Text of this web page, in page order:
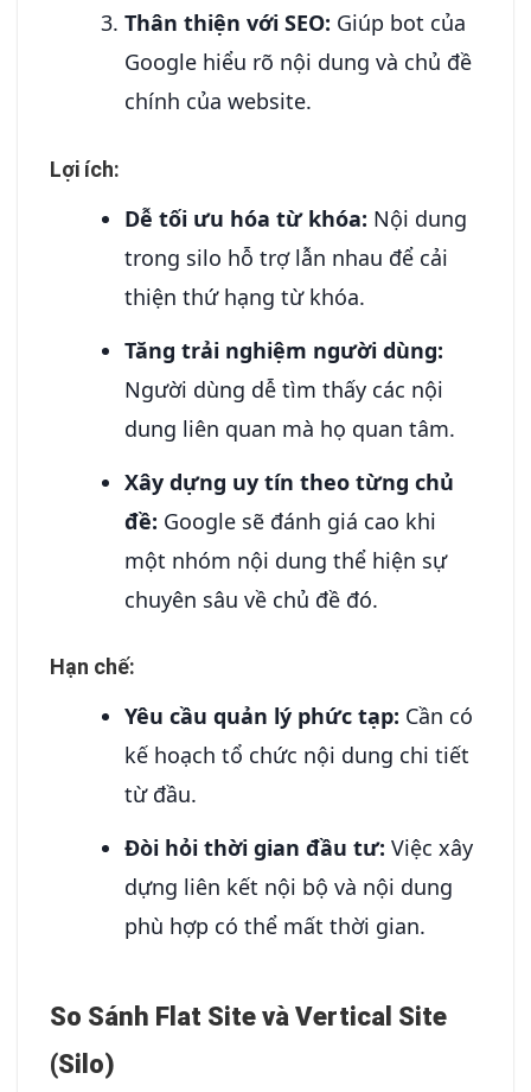
Thân thiện với SEO: Giúp bot của
Google hiểu rõ nội dung và chủ đề
chính của website.
Lợi ích:
Dễ tối ưu hóa từ khóa: Nội dung
trong silo hỗ trợ lẫn nhau để cải
thiện thứ hạng từ khóa.
Tăng trải nghiệm người dùng:
Người dùng dễ tìm thấy các nội
dung liên quan mà họ quan tâm.
Xây dựng uy tín theo từng chủ
đề: Google sẽ đánh giá cao khi
một nhóm nội dung thể hiện sự
chuyên sâu về chủ đề đó.
Hạn chế:
Yêu cầu quản lý phức tạp: Cần có
kế hoạch tổ chức nội dung chi tiết
từ đầu.
Đòi hỏi thời gian đầu tư: Việc xây
dựng liên kết nội bộ và nội dung
phù hợp có thể mất thời gian.
So Sánh Flat Site và Vertical Site
(Silo)